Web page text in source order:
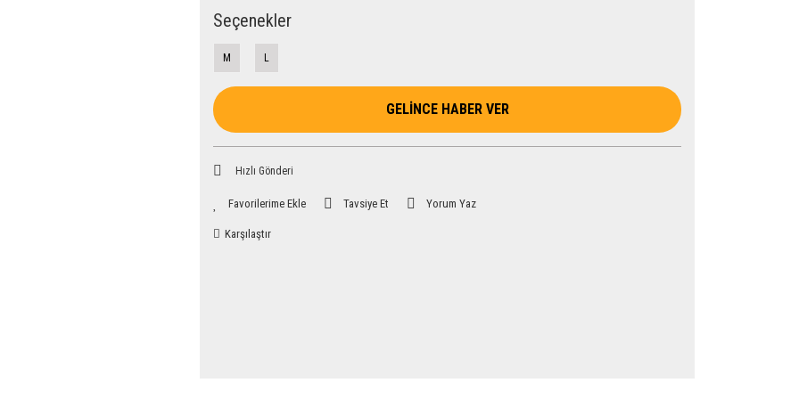
Seçenekler
M L
GELİNCE HABER VER
Hızlı Gönderi
Tavsiye Et Yorum Yaz
Karşılaştır